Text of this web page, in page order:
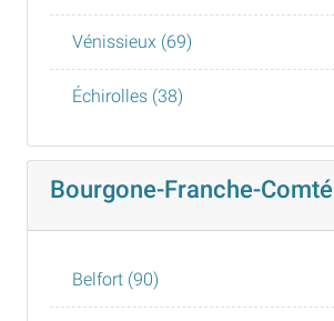
Vénissieux (69)
Échirolles (38)
Bourgone-Franche-Comté
Belfort (90)